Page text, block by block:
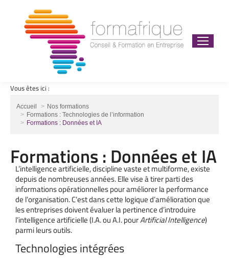
Vous êtes ici :
Vous êtes ici :
Accueil
Nos formations
Formations : Technologies de l’information
Formations : Données et IA
Formations : Données et IA
L’intelligence artificielle, discipline vaste et multiforme, existe
depuis de nombreuses années. Elle vise à tirer parti des
informations opérationnelles pour améliorer la performance
de l’organisation. C’est dans cette logique d’amélioration que
les entreprises doivent évaluer la pertinence d’introduire
l’intelligence artificielle (I.A. ou A.I. pourArtificial Intelligence)
parmi leurs outils.
Technologies intégrées